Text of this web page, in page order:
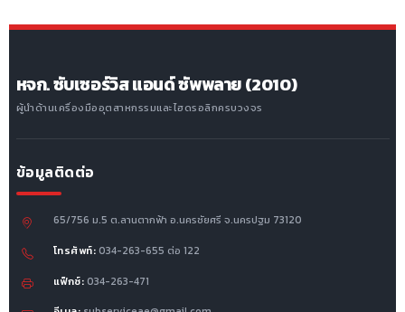
หจก. ซับเซอร์วิส แอนด์ ซัพพลาย (2010)
ผู้นำด้านเครื่องมืออุตสาหกรรมและไฮดรอลิกครบวงจร
ข้อมูลติดต่อ
65/756 ม.5 ต.ลานตากฟ้า อ.นครชัยศรี จ.นครปฐม 73120
โทรศัพท์: 034-263-655 ต่อ 122
แฟ็กซ์: 034-263-471